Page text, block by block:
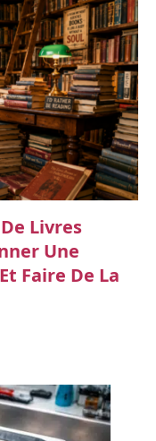
Livres
Une
Faire De La